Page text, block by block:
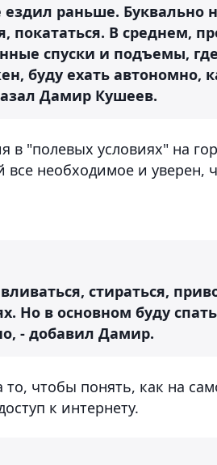
раньше. Буквально
покататься. В среднем,
спуски и подъемы,
буду ехать автономно,
Дамир Кушеев.
в "полевых условиях" на
все необходимое и уверен,
стираться,
Но в основном буду
- добавил Дамир.
чтобы понять, как на
к интернету.